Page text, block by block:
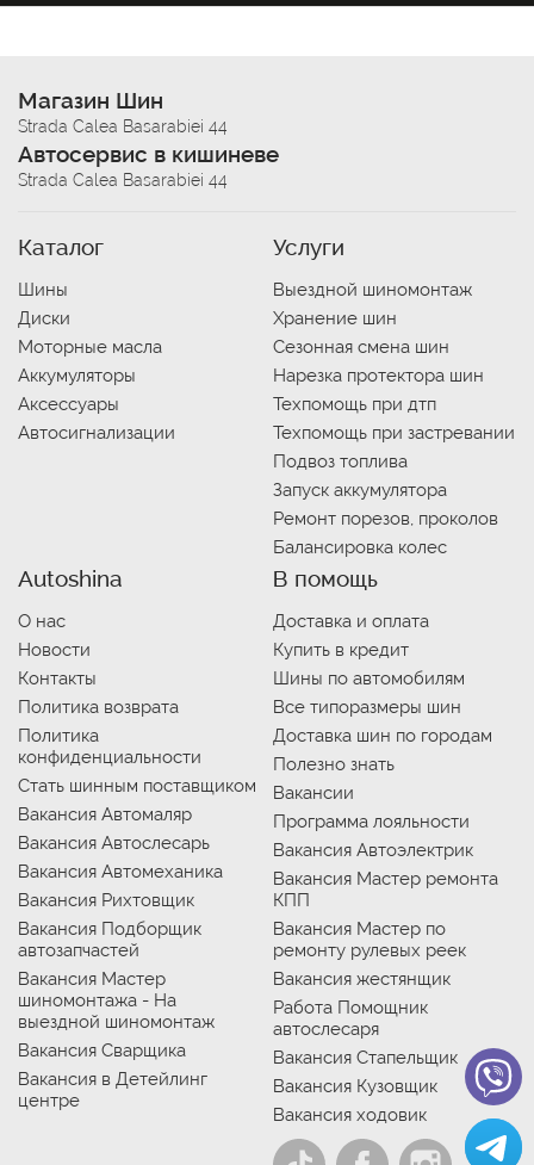
Магазин Шин
Strada Calea Basarabiei 44
Автосервис в кишиневе
Strada Calea Basarabiei 44
Каталог
Шины
Диски
Моторные масла
Аккумуляторы
Аксессуары
Автосигнализации
Услуги
Выездной шиномонтаж
Хранение шин
Сезонная смена шин
Нарезка протектора шин
Техпомощь при дтп
Техпомощь при застревании
Подвоз топлива
Запуск аккумулятора
Ремонт порезов, проколов
Балансировка колес
Autoshina
О нас
Новости
Контакты
Политика возврата
Политика
конфиденциальности
Стать шинным поставщиком
Вакансия Автомаляр
Вакансия Автослесарь
Вакансия Автомеханика
Вакансия Рихтовщик
Вакансия Подборщик
автозапчастей
Вакансия Мастер
шиномонтажа - На
выездной шиномонтаж
Вакансия Сварщика
Вакансия в Детейлинг
центре
В помощь
Доставка и оплата
Купить в кредит
Шины по автомобилям
Все типоразмеры шин
Доставка шин по городам
Полезно знать
Вакансии
Программа лояльности
Вакансия Автоэлектрик
Вакансия Мастер ремонта
КПП
Вакансия Мастер по
ремонту рулевых реек
Вакансия жестянщик
Работа Помощник
автослесаря
Вакансия Стапельщик
Вакансия Кузовщик
Вакансия ходовик